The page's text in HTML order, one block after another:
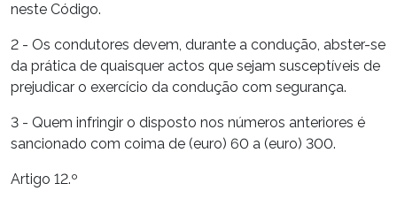
neste Código.
2 - Os condutores devem, durante a condução, abster-se
da prática de quaisquer actos que sejam susceptíveis de
prejudicar o exercício da condução com segurança.
3 - Quem infringir o disposto nos números anteriores é
sancionado com coima de (euro) 60 a (euro) 300.
Artigo 12.º